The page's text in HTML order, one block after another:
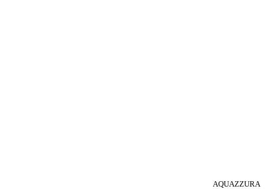
AQUAZZURA